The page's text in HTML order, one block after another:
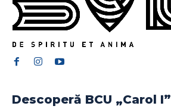
Descoperă BCU „Carol I”